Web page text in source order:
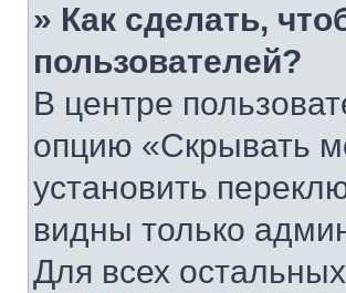
» Как сделать,
пользователей?
В центре
опцию «Скрывать
установить
видны только
Для всех